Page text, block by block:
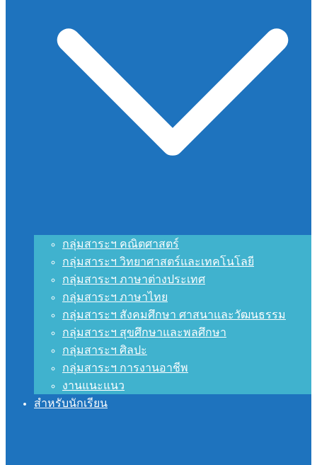
กลุ่มสาระฯ คณิตศาสตร์
กลุ่มสาระฯ วิทยาศาสตร์และเทคโนโลยี
กลุ่มสาระฯ ภาษาต่างประเทศ
กลุ่มสาระฯ ภาษาไทย
กลุ่มสาระฯ สังคมศึกษา ศาสนาและวัฒนธรรม
กลุ่มสาระฯ สุขศึกษาและพลศึกษา
กลุ่มสาระฯ ศิลปะ
กลุ่มสาระฯ การงานอาชีพ
งานแนะแนว
สำหรับนักเรียน